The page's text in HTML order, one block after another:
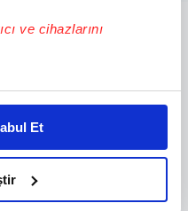
ve cihazlarını
sizlere özel
Bunu yaparken
deneyimi sunmak
sunabilmek adına
ve bu noktada,
Et